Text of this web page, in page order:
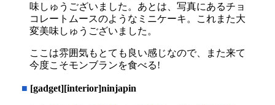
味しゅうございました。あとは、写真にあるチョ
コレートムースのようなミニケーキ。これまた大
変美味しゅうございました。
ここは雰囲気もとても良い感じなので、また来て
今度こそモンブランを食べる!
■ [gadget][interior]ninjapin